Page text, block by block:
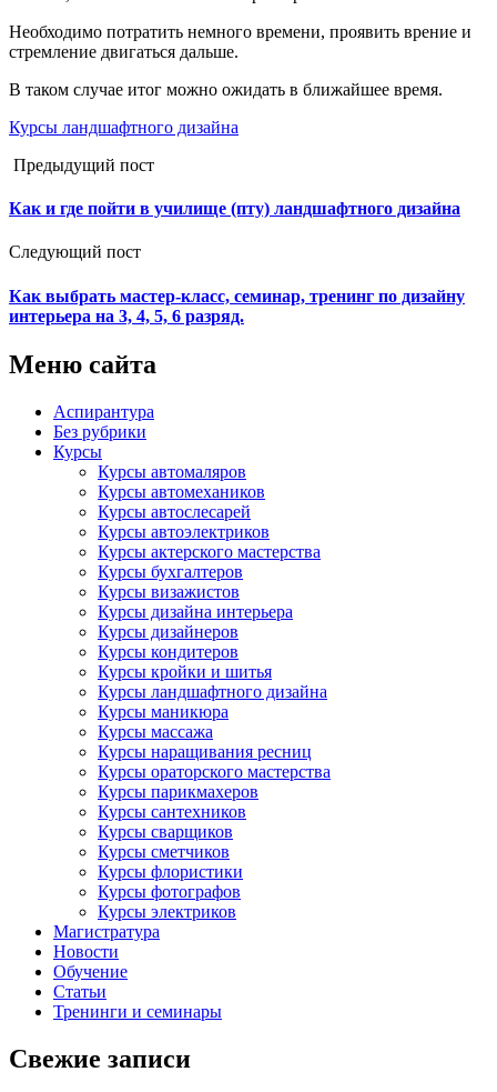
Необходимо потратить немного времени, проявить врение и
стремление двигаться дальше.
В таком случае итог можно ожидать в ближайшее время.
Курсы ландшафтного дизайна
Предыдущий пост
Как и где пойти в училище (пту) ландшафтного дизайна
Следующий пост
Как выбрать мастер-класс, семинар, тренинг по дизайну
интерьера на 3, 4, 5, 6 разряд.
Меню сайта
Аспирантура
Без рубрики
Курсы
Курсы автомаляров
Курсы автомехаников
Курсы автослесарей
Курсы автоэлектриков
Курсы актерского мастерства
Курсы бухгалтеров
Курсы визажистов
Курсы дизайна интерьера
Курсы дизайнеров
Курсы кондитеров
Курсы кройки и шитья
Курсы ландшафтного дизайна
Курсы маникюра
Курсы массажа
Курсы наращивания ресниц
Курсы ораторского мастерства
Курсы парикмахеров
Курсы сантехников
Курсы сварщиков
Курсы сметчиков
Курсы флористики
Курсы фотографов
Курсы электриков
Магистратура
Новости
Обучение
Статьи
Тренинги и семинары
Свежие записи